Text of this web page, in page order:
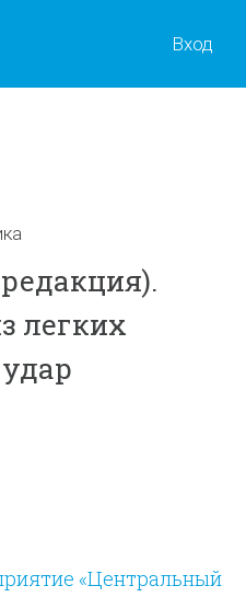
Вход
легких
«Центральный